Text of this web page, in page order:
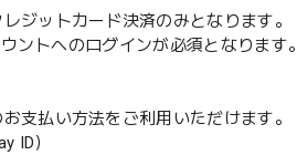
ジットカード決済のみとなります。
ントへのログインが必須となります。
支払い方法をご利用いただけます。
ID）